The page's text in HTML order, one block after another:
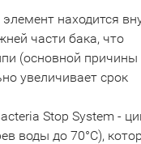
находится
части бака, что
(основной причины
увеличивает срок
Stop System -
воды до 70°С),